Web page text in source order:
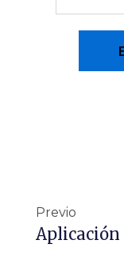
Previo